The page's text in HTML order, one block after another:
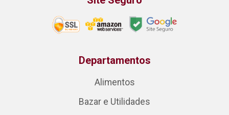
Departamentos
Alimentos
Bazar e Utilidades